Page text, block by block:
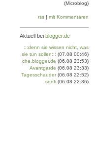
(Microblog)
rss | mit Kommentaren
Aktuell bei blogger.de
:::denn sie wissen nicht, was
sie tun sollen::: (07.08 00:46)
che.blogger.de (06.08 23:53)
Avantgarde (06.08 23:33)
Tagesschauder (06.08 22:52)
sonfi (06.08 22:36)